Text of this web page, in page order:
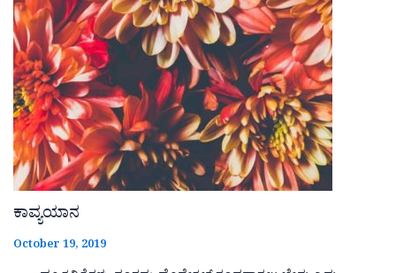
ಕಾವ್ಯಯಾನ
October 19, 2019